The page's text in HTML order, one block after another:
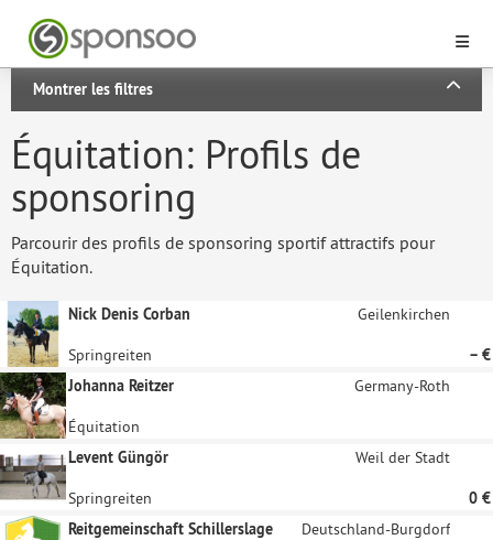
Montrer les filtres
Équitation: Profils de
sponsoring
Parcourir des profils de sponsoring sportif attractifs pour
Équitation.
Nick Denis Corban Geilenkirchen
Springreiten
– €
Johanna Reitzer
Germany-Roth
Équitation
Levent Güngör
Weil der Stadt
Springreiten
0 €
Reitgemeinschaft Schillerslage
Deutschland-Burgdorf